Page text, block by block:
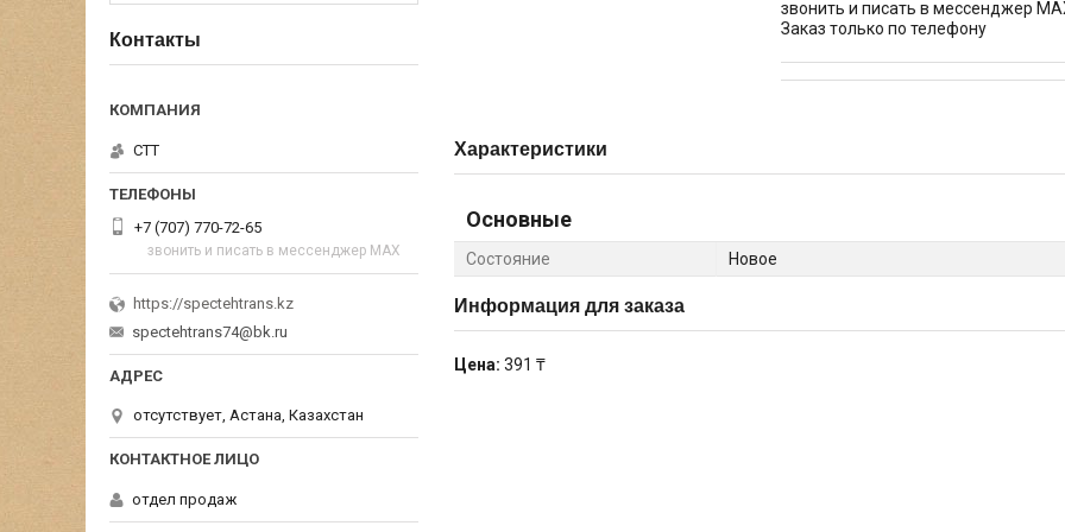
звонить и писать в мессенджер
Заказ только по телефону
Характеристики
Основные
Состояние Новое
Информация для заказа
Цена: 391 ₸
Контакты
СТТ
+7 (707) 770-72-65
звонить и писать в мессенджер MAX
https://spectehtrans.kz
spectehtrans74@bk.ru
отсутствует, Астана, Казахстан
отдел продаж